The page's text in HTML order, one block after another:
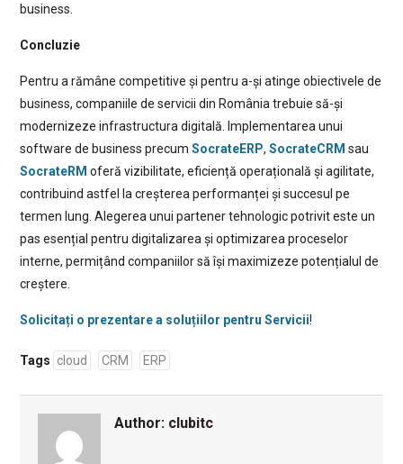
business.
Concluzie
Pentru a rămâne competitive și pentru a-și atinge obiectivele de
business, companiile de servicii din România trebuie să-și
modernizeze infrastructura digitală. Implementarea unui
software de business precum SocrateERP, SocrateCRM sau
SocrateRM oferă vizibilitate, eficiență operațională și agilitate,
contribuind astfel la creșterea performanței și succesul pe
termen lung. Alegerea unui partener tehnologic potrivit este un
pas esențial pentru digitalizarea și optimizarea proceselor
interne, permițând companiilor să își maximizeze potențialul de
creștere.
Solicitați o prezentare a soluțiilor pentru Servicii!
Tags cloud CRM ERP
Author: clubitc